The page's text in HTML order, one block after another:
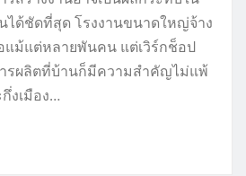
ได้ชัดที่สุด โรงงานขนาดใหญ่จ้าง
แม้แต่หลายพันคน แต่เวิร์กช็อป
รผลิตที่บ้านก็มีความสำคัญไม่แพ้
งเมือง…